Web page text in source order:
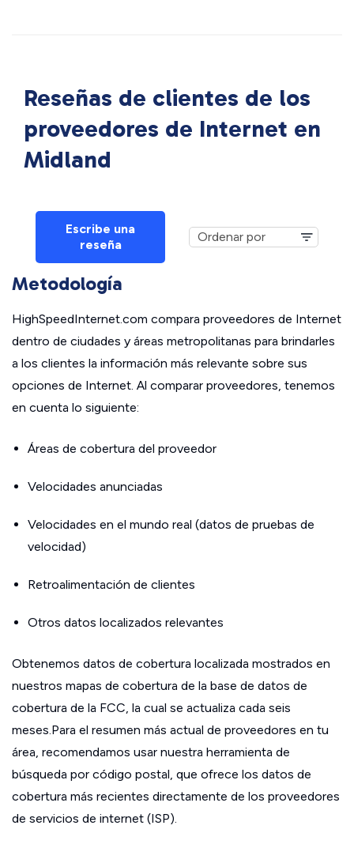
Reseñas de clientes de los
proveedores de Internet en
Midland
Escribe una
reseña
Metodología
HighSpeedInternet.com compara proveedores de Internet
dentro de ciudades y áreas metropolitanas para brindarles
a los clientes la información más relevante sobre sus
opciones de Internet. Al comparar proveedores, tenemos
en cuenta lo siguiente:
Áreas de cobertura del proveedor
Velocidades anunciadas
Velocidades en el mundo real (datos de pruebas de
velocidad)
Retroalimentación de clientes
Otros datos localizados relevantes
Obtenemos datos de cobertura localizada mostrados en
nuestros mapas de cobertura de la base de datos de
cobertura de la FCC, la cual se actualiza cada seis
meses.Para el resumen más actual de proveedores en tu
área, recomendamos usar nuestra herramienta de
búsqueda por código postal, que ofrece los datos de
cobertura más recientes directamente de los proveedores
de servicios de internet (ISP).